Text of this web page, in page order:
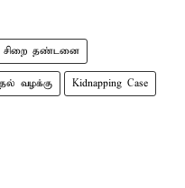
சிறை தண்டனை
வழக்கு Kidnapping Case